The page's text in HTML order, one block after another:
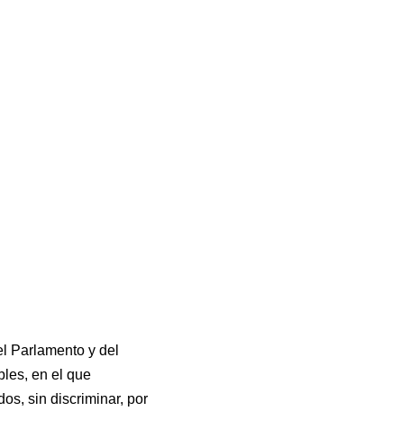
Parlamento y del
en el que
sin discriminar, por